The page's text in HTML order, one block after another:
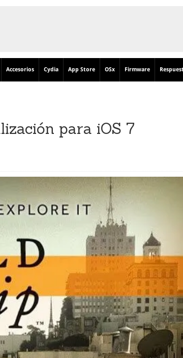
Accesorios Cydia App Store OSx Firmware
para iOS 7